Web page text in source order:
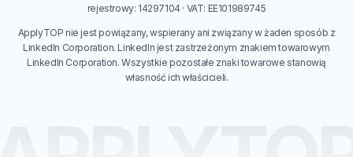
rejestrowy: 14297104 · VAT: EE101989745
ApplyTOP nie jest powiązany, wspierany ani związany w żaden sposób z
LinkedIn Corporation. LinkedIn jest zastrzeżonym znakiem towarowym
LinkedIn Corporation. Wszystkie pozostałe znaki towarowe stanowią
własność ich właścicieli.